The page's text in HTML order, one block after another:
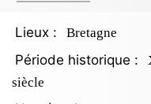
Lieux : Bretagne
Période historique :
siècle